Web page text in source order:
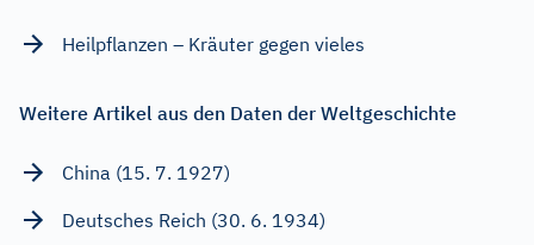
Heilpflanzen – Kräuter gegen vieles
Weitere Artikel aus den Daten der Weltgeschichte
China (15. 7. 1927)
Deutsches Reich (30. 6. 1934)